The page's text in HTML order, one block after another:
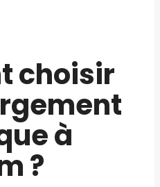
choisir
à
?